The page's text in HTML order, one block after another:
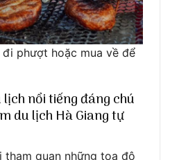
phượt hoặc mua về để
nổi tiếng đáng chú
du lịch Hà Giang tự
tham quan những toạ độ